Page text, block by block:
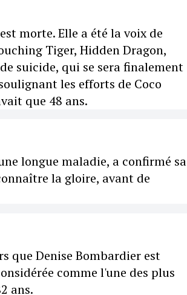
morte. Elle a été la voix de
Tiger, Hidden Dragon,
suicide, qui se sera finalement
les efforts de Coco
que 48 ans.
longue maladie, a confirmé sa
la gloire, avant de
que Denise Bombardier est
comme l'une des plus
ans.